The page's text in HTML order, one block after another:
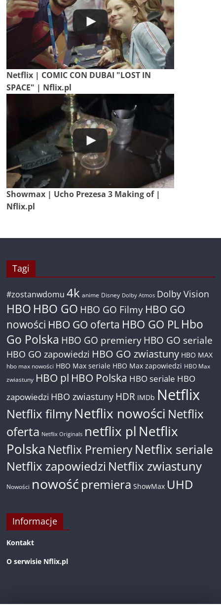
Netflix | COMIC CON DUBAI "LOST IN
SPACE" | Nflix.pl
Showmax | Ucho Prezesa 3 Making of |
Nflix.pl
Tagi
#zostanwdomu 4k anime Disney Dolby Atmos Dolby Vision
HBO HBO GO HBO GO Filmy HBO GO
nowości HBO GO oferta HBO GO PL Hbo
Go Polska HBO GO premiery HBO GO seriale
HBO GO zapowiedzi HBO GO zwiastuny HBO MAX
hbo max nowości HBO Max seriale HBO Max zapowiedzi HBO Max
zwiastuny HBO pl HBO Polska HBO seriale HBO
zapowiedzi HBO zwiastuny HDR IMDb Netflix
Netflix filmyNetflix nowości Netflix
oferta Netflix Originals netflix pl Netflix
Polska Netflix PremieryNetflix seriale
Netflix zapowiedzi Netflix zwiastuny
Nowości nowość premiera ShowMax UHD
Informacje
Kontakt
O serwisie Nflix.pl